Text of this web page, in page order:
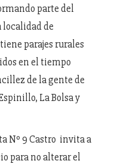
parte del
de
parajes rurales
en el tiempo
de la gente de
La Bolsa y
Nº 9 Castro invita a
para no alterar el